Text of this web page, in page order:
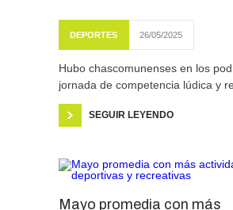
DEPORTES 26/05/2025
Hubo chascomunenses en los
jornada de competencia lúdica y
SEGUIR LEYENDO
Mayo promedia con más